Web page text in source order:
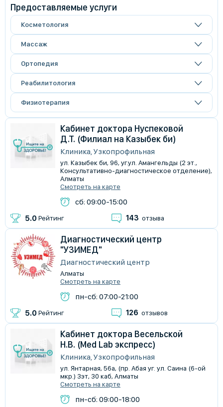
Предоставляемые услуги
Косметология
Массаж
Ортопедия
Реабилитология
Физиотерапия
Кабинет доктора Нуспековой
Д.Т. (Филиал на Казыбек би)
Клиника, Узкопрофильная
ул. Казыбек би, 96, уг.ул. Амангельды (2 эт.,
Консультативно-диагностическое отделение),
Алматы
Смотреть на карте
сб: 09:00-15:00
5.0 Рейтинг 143 отзыва
Диагностический центр
"УЗИМЕД"
Диагностический центр
Алматы
Смотреть на карте
пн-сб: 07:00-21:00
5.0 Рейтинг 126 отзывов
Кабинет доктора Весельской
Н.В. (Med Lab экспресс)
Клиника, Узкопрофильная
ул. Янтарная, 56а, (пр. Абая уг. ул. Саина (6-ой
мкр.) 3эт, 30 каб, Алматы
Смотреть на карте
пн-сб: 09:00-18:00